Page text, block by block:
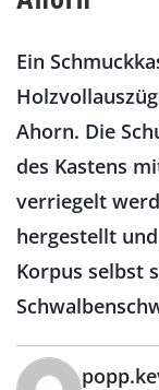
Ein
Ahorn. Die
des Kastens
verriegelt
hergestellt
Korpus selbst